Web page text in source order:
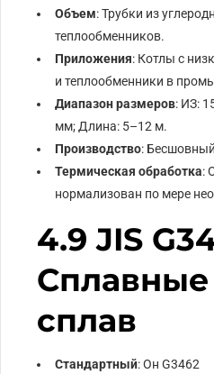
Объем: Трубки из
теплообменников.
Приложения: Котлы с
и теплообменники в
Диапазон размеров: ИЗ:
мм; Длина: 5–12 м.
Производство:
Термическая обработка:
нормализован по мере
4.9 JIS
сплав
Стандартный: Он G3462